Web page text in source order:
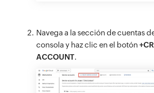
Navega a la sección de cuentas
consola y haz clic en el botón
ACCOUNT.